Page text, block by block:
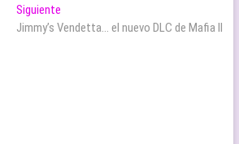
Siguiente
siguiente:
Jimmy’s Vendetta… el nuevo DLC de Mafia II